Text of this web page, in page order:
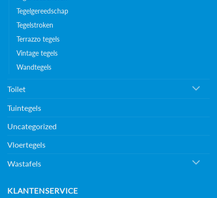
Tegelgereedschap
Tegelstroken
Terrazzo tegels
Vintage tegels
Wandtegels
Toilet
Tuintegels
Uncategorized
Vloertegels
Wastafels
KLANTENSERVICE